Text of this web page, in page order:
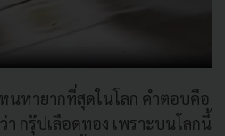
นหายากที่สุดในโลก คำตอบคือ
า กรุ๊ปเลือดทอง เพราะบนโลกนี้